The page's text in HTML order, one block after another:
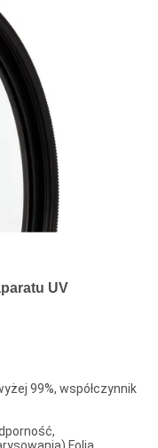
UV
99%, współczynnik